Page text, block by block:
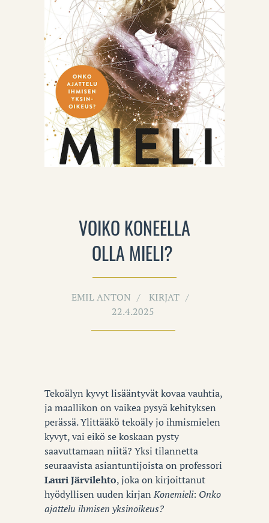
VOIKO KONEELLA
OLLA MIELI?
EMIL ANTON
KIRJAT
22.4.2025
Tekoälyn kyvyt lisääntyvät kovaa vauhtia,
ja maallikon on vaikea pysyä kehityksen
perässä.Ylittääkö tekoäly jo ihmismielen
kyvyt, vai eikö se koskaan pysty
saavuttamaan niitä? Yksi tilannetta
seuraavista asiantuntijoista on professori
Lauri Järvilehto, joka on kirjoittanut
hyödyllisen uuden kirjanKonemieli: Onko
ajattelu ihmisen yksinoikeus?